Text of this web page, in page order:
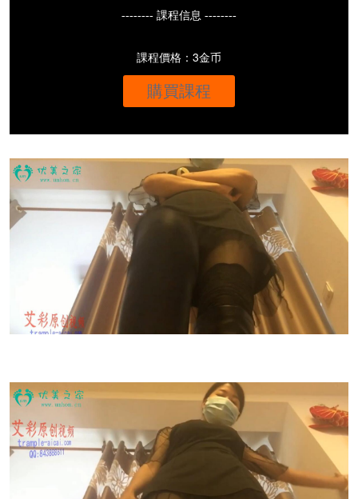
-------- 課程信息 --------
課程價格：3金币
購買課程